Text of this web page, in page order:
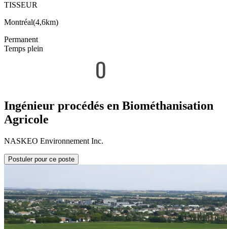
TISSEUR
Montréal(4,6km)
Permanent
Temps plein
Ingénieur procédés en Biométhanisation
Agricole
NASKEO Environnement Inc.
Postuler pour ce poste